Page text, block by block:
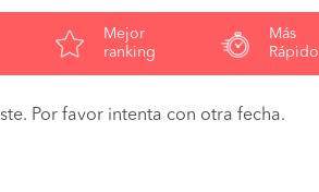
Mejor
ranking
Más
Rápido
Por favor intenta con otra fecha.